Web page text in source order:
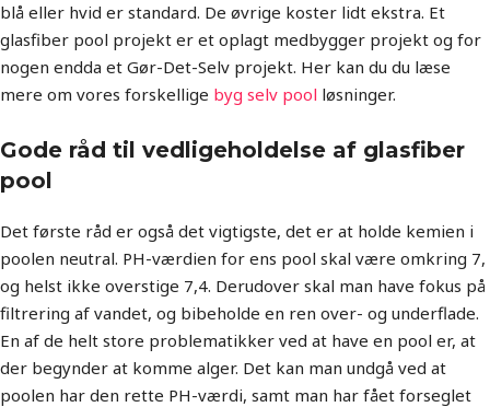
blå eller hvid er standard. De øvrige koster lidt ekstra. Et
glasfiber pool projekt er et oplagt medbygger projekt og for
nogen endda et Gør-Det-Selv projekt. Her kan du du læse
mere om vores forskellige byg selv pool løsninger.
Gode råd til vedligeholdelse af glasfiber
pool
Det første råd er også det vigtigste, det er at holde kemien i
poolen neutral. PH-værdien for ens pool skal være omkring 7,
og helst ikke overstige 7,4. Derudover skal man have fokus på
filtrering af vandet, og bibeholde en ren over- og underflade.
En af de helt store problematikker ved at have en pool er, at
der begynder at komme alger. Det kan man undgå ved at
poolen har den rette PH-værdi, samt man har fået forseglet